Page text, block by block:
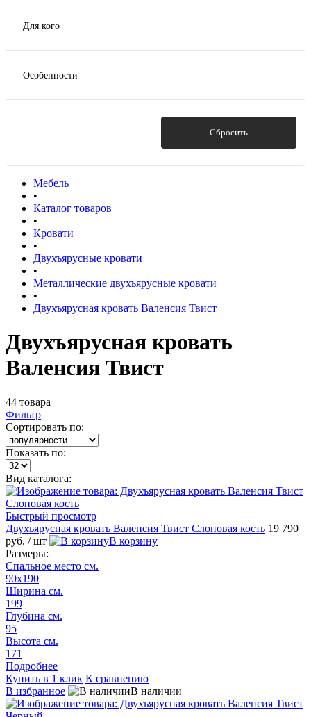
Для кого
Особенности
Сбросить
Мебель
•
Каталог товаров
•
Кровати
•
Двухъярусные кровати
•
Металлические двухъярусные кровати
•
Двухъярусная кровать Валенсия Твист
Двухъярусная кровать
Валенсия Твист
44 товара
Фильтр
Сортировать по:
Показать по:
Вид каталога:
Быстрый просмотр
Двухъярусная кровать Валенсия Твист Слоновая кость 19 790
руб. / шт
В корзину
Размеры:
Спальное место см.
90х190
Ширина см.
199
Глубина см.
95
Высота см.
171
Подробнее
Купить в 1 клик К сравнению
В избранное
В наличии